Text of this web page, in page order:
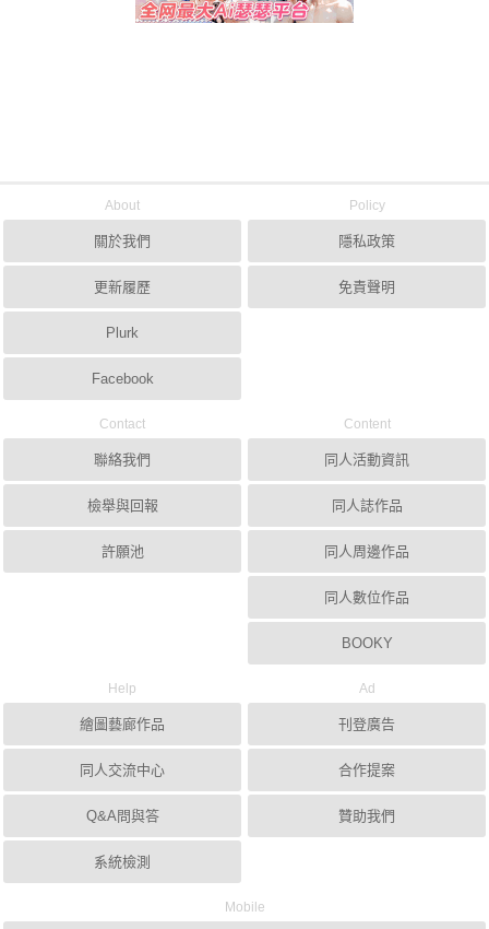
About
關於我們
更新履歷
Plurk
Facebook
Policy
隱私政策
免責聲明
Contact
聯絡我們
檢舉與回報
許願池
Content
同人活動資訊
同人誌作品
同人周邊作品
同人數位作品
BOOKY
Help
繪圖藝廊作品
同人交流中心
Q&A問與答
系統檢測
Ad
刊登廣告
合作提案
贊助我們
Mobile